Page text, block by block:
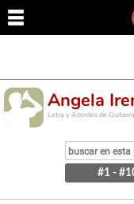
Angela
Letra y Acordes de
#1 -